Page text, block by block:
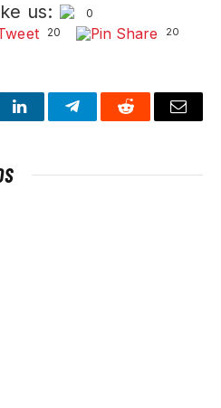
us:
0
20 20
LinkedInTelegramReddit Email